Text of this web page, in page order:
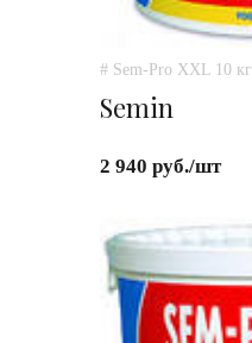
# Sem-Pro XXL 10 кг
Semin
2 940 руб./шт